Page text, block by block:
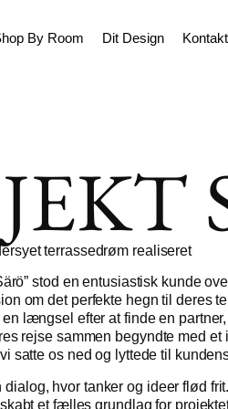
By Room Dit Design Kontakt
terrassedrøm realiseret
stod en entusiastisk kunde
om det perfekte hegn til deres
længsel efter at finde en
rejse sammen begyndte med
satte os ned og lyttede til
hvor tanker og ideer flød
et fælles grundlag for